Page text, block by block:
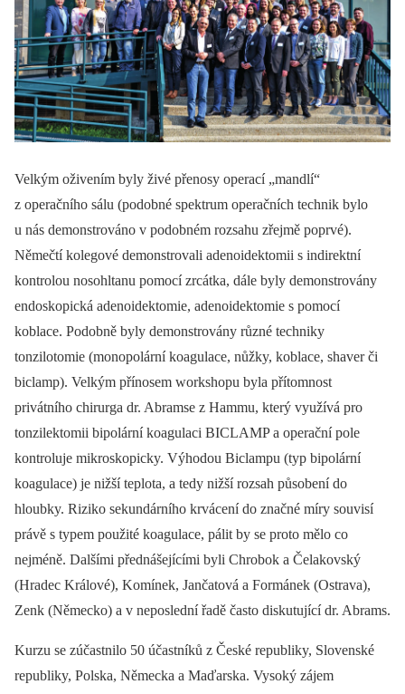
Velkým oživením byly živé přenosy operací „mandlí“
z operačního sálu (podobné spektrum operačních technik bylo
u nás demonstrováno v podobném rozsahu zřejmě poprvé).
Němečtí kolegové demonstrovali adenoidektomii s indirektní
kontrolou nosohltanu pomocí zrcátka, dále byly demonstrovány
endoskopická adenoidektomie, adenoidektomie s pomocí
koblace. Podobně byly demonstrovány různé techniky
tonzilotomie (monopolární koagulace, nůžky, koblace, shaver či
biclamp). Velkým přínosem workshopu byla přítomnost
privátního chirurga dr. Abramse z Hammu, který využívá pro
tonzilektomii bipolární koagulaci BICLAMP a operační pole
kontroluje mikroskopicky. Výhodou Biclampu (typ bipolární
koagulace) je nižší teplota, a tedy nižší rozsah působení do
hloubky. Riziko sekundárního krvácení do značné míry souvisí
právě s typem použité koagulace, pálit by se proto mělo co
nejméně. Dalšími přednášejícími byli Chrobok a Čelakovský
(Hradec Králové), Komínek, Jančatová a Formánek (Ostrava),
Zenk (Německo) a v neposlední řadě často diskutující dr. Abrams.
Kurzu se zúčastnilo 50 účastníků z České republiky, Slovenské
republiky, Polska, Německa a Maďarska. Vysoký zájem